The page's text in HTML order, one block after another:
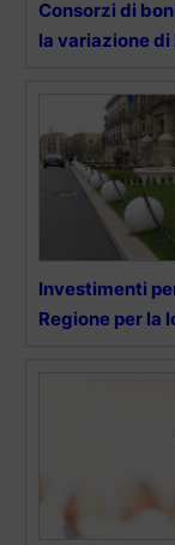
Consorzi di
la variazione
Investimenti
Regione per la